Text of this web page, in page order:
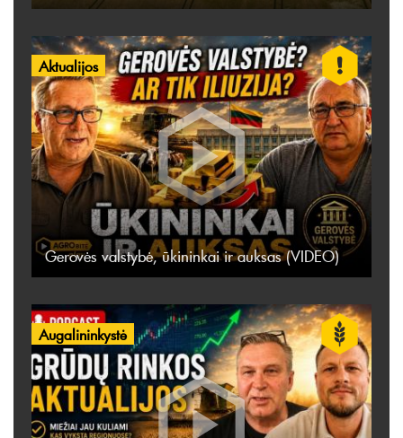
Aktualijos
Gerovės valstybė, ūkininkai ir auksas (VIDEO)
Augalininkystė